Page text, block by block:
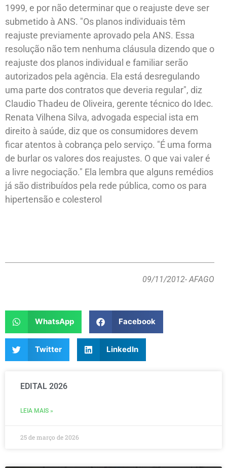
1999, e por não determinar que o reajuste deve ser
submetido à ANS. "Os planos individuais têm
reajuste previamente aprovado pela ANS. Essa
resolução não tem nenhuma cláusula dizendo que o
reajuste dos planos individual e familiar serão
autorizados pela agência. Ela está desregulando
uma parte dos contratos que deveria regular", diz
Claudio Thadeu de Oliveira, gerente técnico do Idec.
Renata Vilhena Silva, advogada especial ista em
direito à saúde, diz que os consumidores devem
ficar atentos à cobrança pelo serviço. "É uma forma
de burlar os valores dos reajustes. O que vai valer é
a livre negociação." Ela lembra que alguns remédios
já são distribuídos pela rede pública, como os para
hipertensão e colesterol
09/11/2012- AFAGO
WhatsApp Facebook
Twitter LinkedIn
EDITAL 2026
LEIA MAIS »
25 de março de 2026